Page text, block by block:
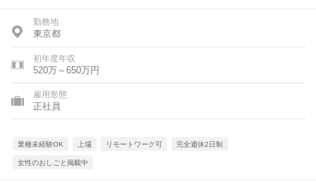
勤務地
東京都
初年度年収
520万～650万円
雇用形態
正社員
業種未経験OK 上場 リモートワーク可 完全週休2日制
女性のおしごと掲載中